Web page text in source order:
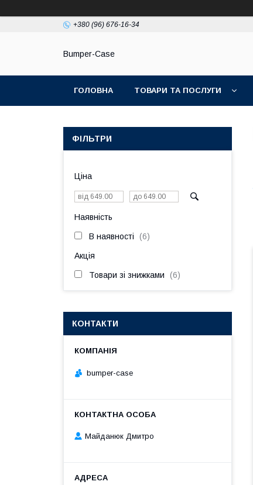
+380 (96) 676-16-34
Bumper-Case
ГОЛОВНА ТОВАРИ ТА ПОСЛУГИ
ФІЛЬТРИ
Ціна
Наявність
В наявності 6
Акція
Товари зі знижками 6
КОНТАКТИ
bumper-case
Майданюк Дмитро